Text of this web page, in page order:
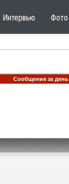
Интервью Фото
Сообщения за день